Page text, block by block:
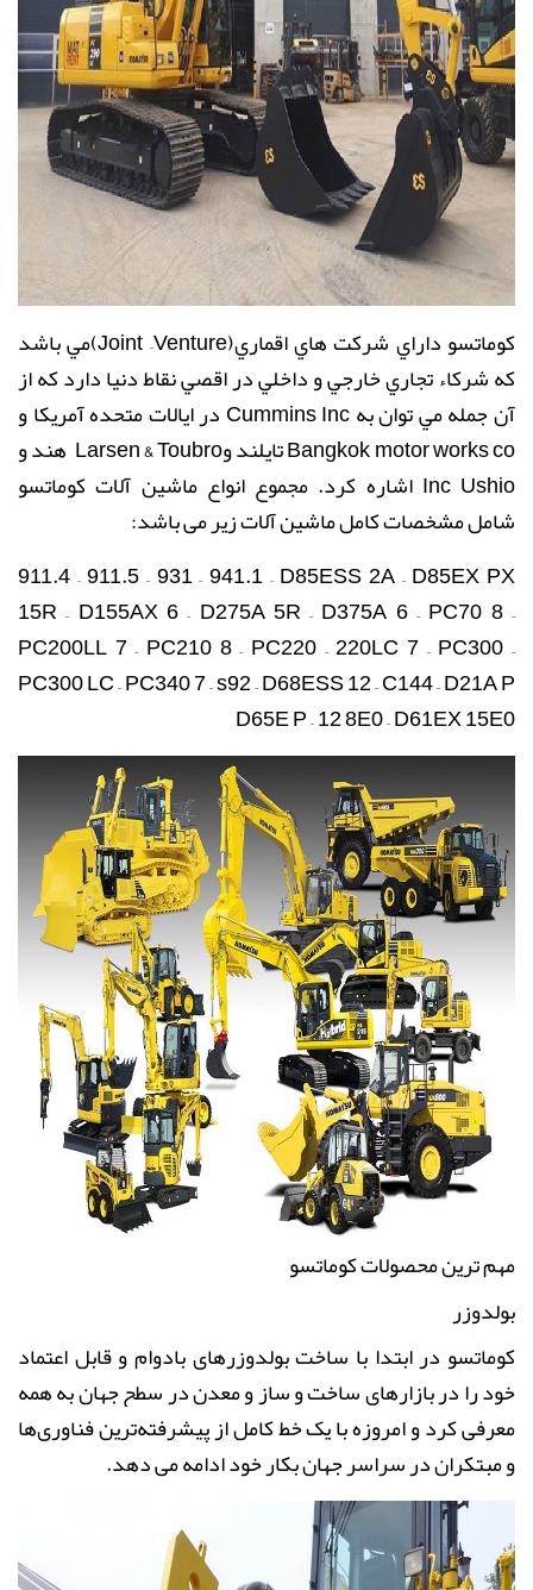
كوماتسو داراي شركت هاي اقماري(Joint –Venture)مي باشد
كه شركاء تجاري خارجي و داخلي در اقصي نقاط دنيا دارد كه از
آن جمله مي توان بهCummins Incدر ايالات متحده آمريكا و
Bangkok motor works coتايلند وLarsen & Toubro هند و
Ushio
Inc اشاره كرد. مجموع انواع ماشین آلات کوماتسو
شامل مشخصات کامل ماشین آلات زیر می باشد:
911.4 – 911.5 – 931 – 941.1 – D85ESS 2A – D85EX PX
15R – D155AX 6 – D275A 5R – D375A 6 – PC70 8 –
PC200LL 7 – PC210 8 – PC220 – 220LC 7 – PC300 –
PC300 LC – PC340 7 – s92 – D68ESS 12 – C144 – D21A P
8E0 – D61EX 15E0
D65E P – 12
مهم ترین محصولات کوماتسو
بولدوزر
کوماتسو در ابتدا با ساخت بولدوزرهای بادوام و قابل اعتماد
خود را در بازارهای ساخت و ساز و معدن در سطح جهان به همه
معرفی کرد و امروزه با یک خط کامل از پیشرفته‌ترین فناوری‌ها
و مبتکران در سراسر جهان بکار خود ادامه می دهد.